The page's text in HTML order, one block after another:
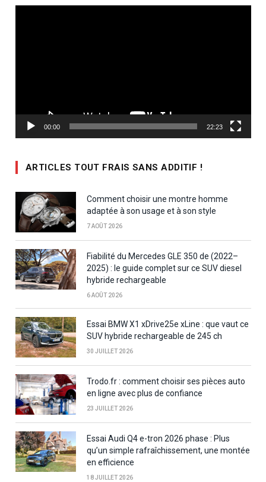
00:00 22:23
ARTICLES TOUT FRAIS SANS ADDITIF !
Comment choisir une montre homme
adaptée à son usage et à son style
7 AOÛT 2026
Fiabilité du Mercedes GLE 350 de (2022–
2025) : le guide complet sur ce SUV diesel
hybride rechargeable
6 AOÛT 2026
Essai BMW X1 xDrive25e xLine : que vaut ce
SUV hybride rechargeable de 245 ch
30 JUILLET 2026
Trodo.fr : comment choisir ses pièces auto
en ligne avec plus de confiance
23 JUILLET 2026
Essai Audi Q4 e-tron 2026 phase : Plus
qu’un simple rafraîchissement, une montée
en efficience
18 JUILLET 2026